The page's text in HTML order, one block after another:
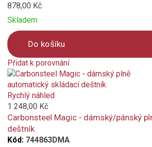
Materiál konstrukce
ocelová konstrukce
hliníková konstrukce
karbon
sklolaminát
Vlastnosti a funkce
Odolný povětrnostním vlivům
878,00 Kč
Skladem
Do košíku
Přidat k porovnání
Product
is
added
to
compare
Rychlý náhled
1 248,00 Kč
Carbonsteel Magic - dámský/pánský
deštník
Kód: 744863DMA